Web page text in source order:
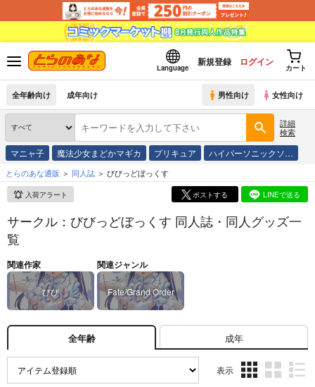
Language
新規登録 ログイン
カート
全年齢向け 成年向け 男性向け 女性向け
詳細
検索
マニャ子 魔法少女まどかマギカ プリキュア ハイパーソニックソ…
とらのあな通販 同人誌 びびっどぼっくす
入荷アラート ポストする LINEで送る
サークル：びびっどぼっくす 同人誌・同人グッズ一
覧
関連作家
びび
関連ジャンル
Fate/Grand Order
全年齢 成年
表示